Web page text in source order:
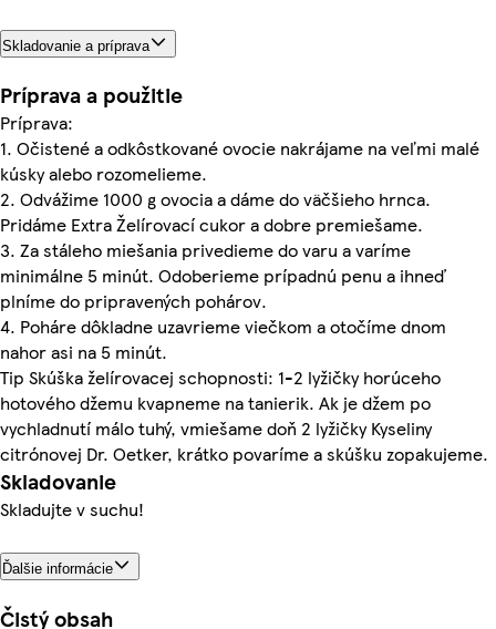
Skladovanie a príprava
Príprava a použitie
Príprava:
1. Očistené a odkôstkované ovocie nakrájame na veľmi malé
kúsky alebo rozomelieme.
2. Odvážime 1000 g ovocia a dáme do väčšieho hrnca.
Pridáme Extra Želírovací cukor a dobre premiešame.
3. Za stáleho miešania privedieme do varu a varíme
minimálne 5 minút. Odoberieme prípadnú penu a ihneď
plníme do pripravených pohárov.
4. Poháre dôkladne uzavrieme viečkom a otočíme dnom
nahor asi na 5 minút.
Tip Skúška želírovacej schopnosti: 1-2 lyžičky horúceho
hotového džemu kvapneme na tanierik. Ak je džem po
vychladnutí málo tuhý, vmiešame doň 2 lyžičky Kyseliny
citrónovej Dr. Oetker, krátko povaríme a skúšku zopakujeme.
Skladovanie
Skladujte v suchu!
Ďalšie informácie
Čistý obsah